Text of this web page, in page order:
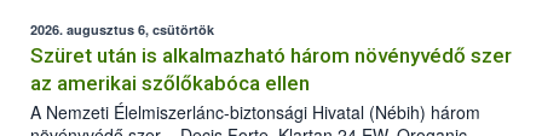
az intenzív felderítést, emellett az intézkedéseket a szlovák
hatósággal is összehangolják a terjedés megállítása érdekében.
2026. augusztus 6, csütörtök
Szüret után is alkalmazható három növényvédő szer
az amerikai szőlőkabóca ellen
A Nemzeti Élelmiszerlánc-biztonsági Hivatal (Nébih) három